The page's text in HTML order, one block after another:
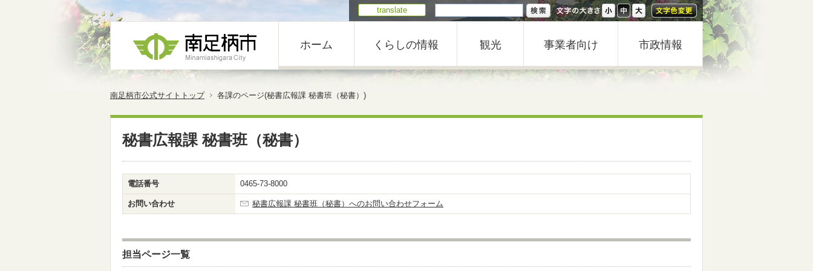
translate
ホーム くらしの情報 観光 事業者向け 市政情報
南足柄市公式サイトトップ 各課のページ(秘書広報課 秘書班（秘書）)
秘書広報課 秘書班（秘書）
電話番号 0465-73-8000
お問い合わせ 秘書広報課 秘書班（秘書）へのお問い合わせフォーム
担当ページ一覧